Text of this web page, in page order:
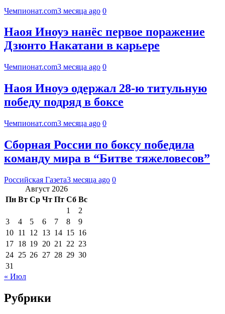
Чемпионат.com3 месяца ago 0
Наоя Иноуэ нанёс первое поражение
Дзюнто Накатани в карьере
Чемпионат.com3 месяца ago 0
Наоя Иноуэ одержал 28-ю титульную
победу подряд в боксе
Чемпионат.com3 месяца ago 0
Сборная России по боксу победила
команду мира в “Битве тяжеловесов”
Российская Газета3 месяца ago 0
Август 2026
Пн Вт Ср Чт Пт Сб Вс
1
2
3
4 5 6 7 8
9
10 11 12 13 14 15 16
17 18 19 20 21 22 23
24 25 26 27 28 29 30
31
« Июл
Рубрики